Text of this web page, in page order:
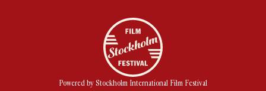
Powered by Stockholm International Film Festival